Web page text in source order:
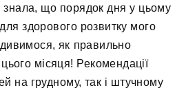
знала, що порядок дня у цьому
здорового розвитку мого
як правильно
місяця! Рекомендації
на грудному, так і штучному